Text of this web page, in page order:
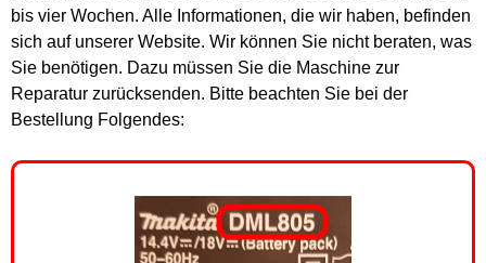
bis vier Wochen. Alle Informationen, die wir haben, befinden
sich auf unserer Website. Wir können Sie nicht beraten, was
Sie benötigen. Dazu müssen Sie die Maschine zur
Reparatur zurücksenden. Bitte beachten Sie bei der
Bestellung Folgendes: